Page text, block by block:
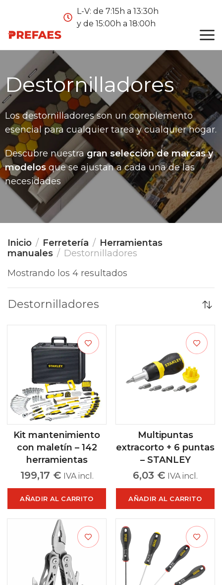
L-V: de 7:15h a 13:30h
y de 15:00h a 18:00h
Destornilladores
Los destornilladores son un complemento
esencial para cualquier tarea y cualquier hogar.
Descubre nuestragran selección de marcas y
modelos que se ajustan a cada una de las
necesidades
Inicio Ferretería
Herramientas
manuales
Destornilladores
Mostrando los 4 resultados
Destornilladores
Kit mantenimiento
con maletín – 142
herramientas
199,17 € IVA incl.
AÑADIR AL CARRITO
Multipuntas
extracorto + 6 puntas
– STANLEY
6,03 € IVA incl.
AÑADIR AL CARRITO